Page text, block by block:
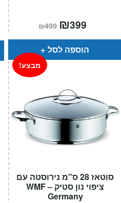
₪499 המחיר
המקורי
היה:
₪499.
₪399
הוא:
הוספה לסל
סוטאז 28 ס"מ נירוסטה עם
ציפוי נון סטיק – WMF
Germany
מבצע!